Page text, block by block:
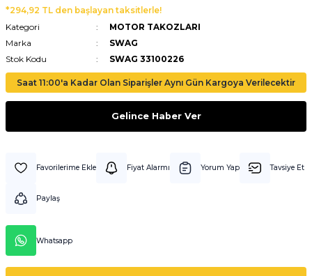
*294,92 TL den başlayan taksitlerle!
Kategori
MOTOR TAKOZLARI
Marka
SWAG
Stok Kodu
SWAG 33100226
Saat 11:00'a Kadar Olan Siparişler Aynı Gün Kargoya Verilecektir
Gelince Haber Ver
Fiyat Alarmı Yorum Yap Tavsiye Et
Paylaş
Whatsapp